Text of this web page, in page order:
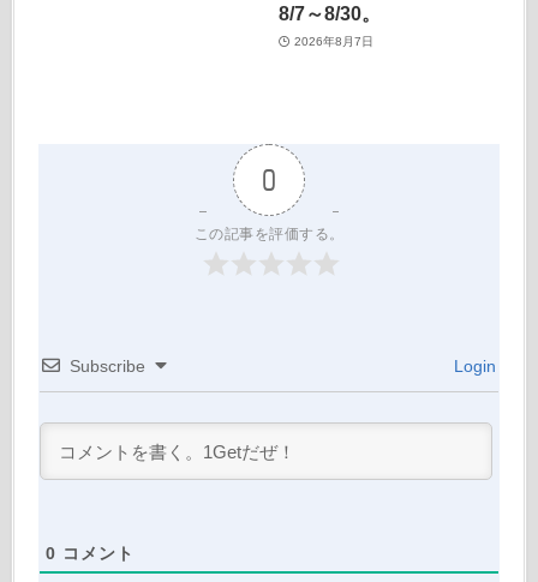
8/7～8/30。
2026年8月7日
0
この記事を評価する。
Subscribe Login
0 コメント